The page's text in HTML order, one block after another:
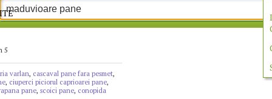
5
varlan, cascaval pane fara pesmet,
, ciuperci piciorul caprioarei pane,
pane, scoici pane, conopida